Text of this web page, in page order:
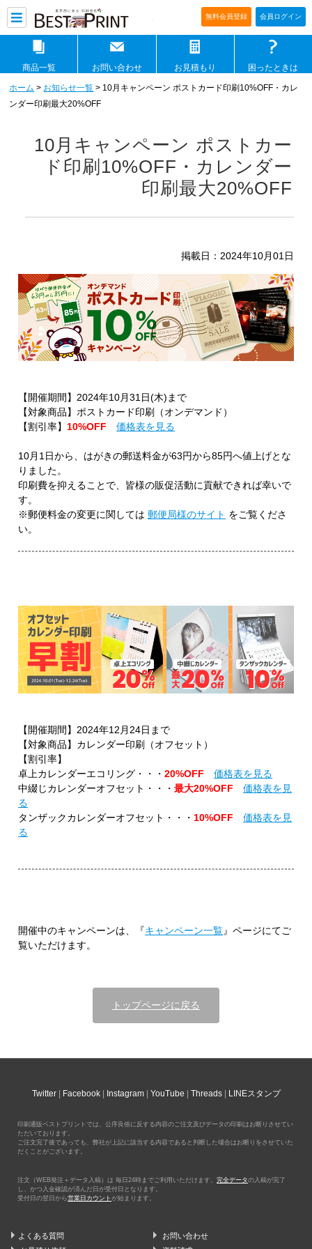
印刷通販ベストプリントベストプリ
無料会員登録 会員ログイン
商品一覧 お問い合わせ お見積もり 困ったときは
ホーム > お知らせ一覧 > 10月キャンペーン ポストカード印刷10%OFF・カレ
ンダー印刷最大20%OFF
10月キャンペーン ポストカー
ド印刷10%OFF・カレンダー
印刷最大20%OFF
掲載日：2024年10月01日
【開催期間】2024年10月31日(木)まで
【対象商品】ポストカード印刷（オンデマンド）
【割引率】10%OFF 価格表を見る
10月1日から、はがきの郵送料金が63円から85円へ値上げとな
りました。
印刷費を抑えることで、皆様の販促活動に貢献できれば幸いで
す。
※郵便料金の変更に関しては郵便局様のサイト をご覧くださ
い。
【開催期間】2024年12月24日まで
【対象商品】カレンダー印刷（オフセット）
【割引率】
卓上カレンダーエコリング・・・20%OFF
価格表を見る
中綴じカレンダーオフセット・・・最大20%OFF
価格表を見
る
タンザックカレンダーオフセット・・・ 10%OFF
価格表を見
る
開催中のキャンペーンは、『キャンペーン一覧』ページにてご
覧いただけます。
トップページに戻る
Twitter Facebook Instagram YouTube Threads LINEスタンプ
印刷通販ベストプリントでは、公序良俗に反する内容のご注文及びデータの印刷はお断りさせてい
ただいております。
ご注文完了後であっても、弊社が上記に該当する内容であると判断した場合はお断りをさせていた
だくことがございます。
注文（WEB発注＋データ入稿）は 毎日24時までご利用いただけます。 完全データの入稿が完了
し、かつ入金確認が済んだ日が受付日となります。
受付日の翌日から営業日カウント が始まります。
よくある質問
お問い合わせ